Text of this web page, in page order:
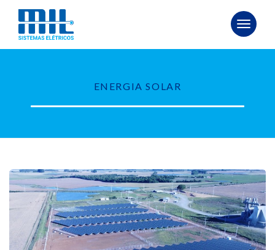
Toggle
ENERGIA SOLAR